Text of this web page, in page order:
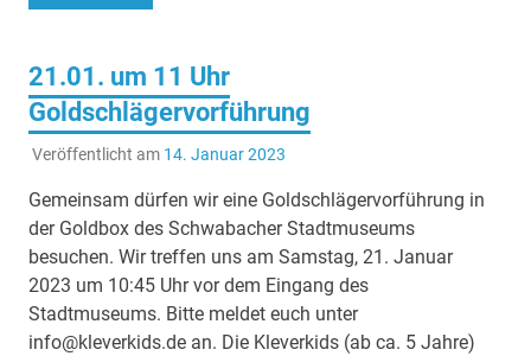
21.01. um 11 Uhr
Goldschlägervorführung
Veröffentlicht am 14. Januar 2023
Gemeinsam dürfen wir eine Goldschlägervorführung in
der Goldbox des Schwabacher Stadtmuseums
besuchen. Wir treffen uns am Samstag, 21. Januar
2023 um 10:45 Uhr vor dem Eingang des
Stadtmuseums. Bitte meldet euch unter
info@kleverkids.de an. Die Kleverkids (ab ca. 5 Jahre)